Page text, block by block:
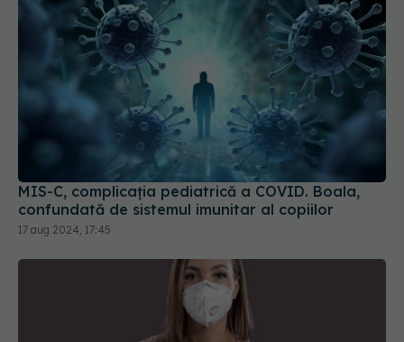
MIS-C, complicația pediatrică a COVID. Boala,
confundată de sistemul imunitar al copiilor
17 aug 2024, 17:45